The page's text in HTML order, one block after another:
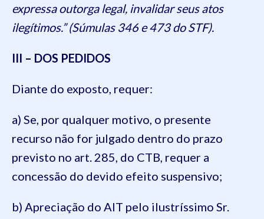
expressa outorga legal, invalidar seus atos
ilegítimos.” (Súmulas 346 e 473 do STF).
III – DOS PEDIDOS
Diante do exposto, requer:
a) Se, por qualquer motivo, o presente
recurso não for julgado dentro do prazo
previsto no art. 285, do CTB, requer a
concessão do devido efeito suspensivo;
b) Apreciação do AIT pelo ilustríssimo Sr.